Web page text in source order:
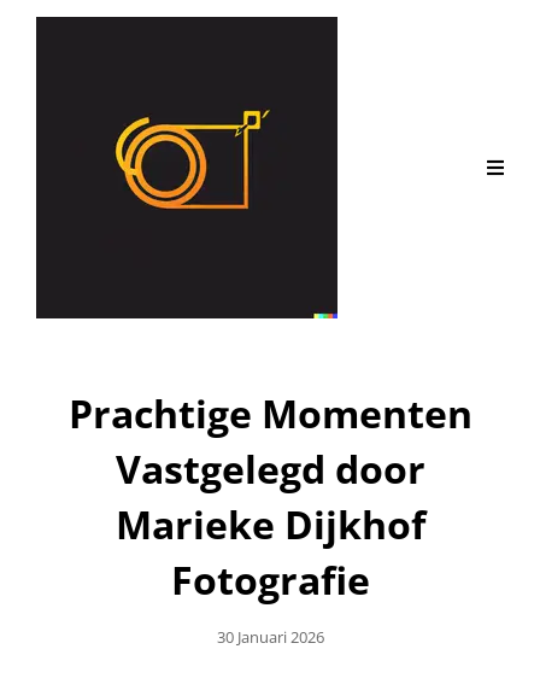
Prachtige Momenten
Vastgelegd door
Marieke Dijkhof
Fotografie
Geplaatst
30 Januari 2026